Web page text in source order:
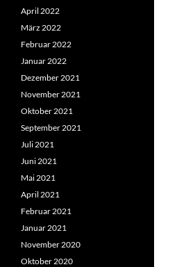
April 2022
März 2022
Februar 2022
Januar 2022
Dezember 2021
November 2021
Oktober 2021
September 2021
Juli 2021
Juni 2021
Mai 2021
April 2021
Februar 2021
Januar 2021
November 2020
Oktober 2020